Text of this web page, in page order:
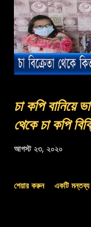
চা কপি বানিয়ে
থেকে চা কপি
আগস্ট ২৩, ২০২০
শেয়ার করুন একটি